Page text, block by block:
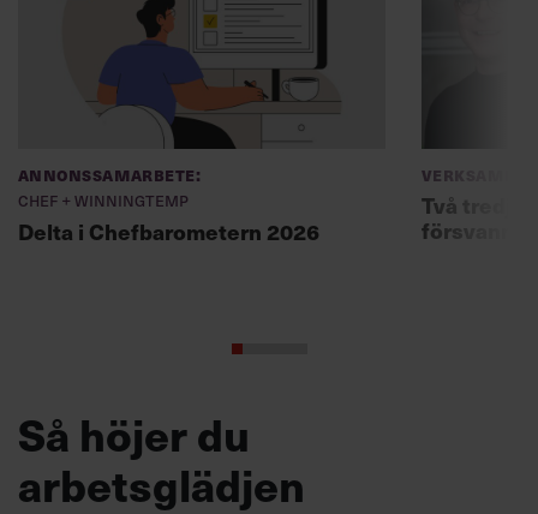
Annonssamarbete:
Chef + Winningtemp
Delta i Chefbarometern 2026
Två
försvann
Så höjer du
arbetsglädjen